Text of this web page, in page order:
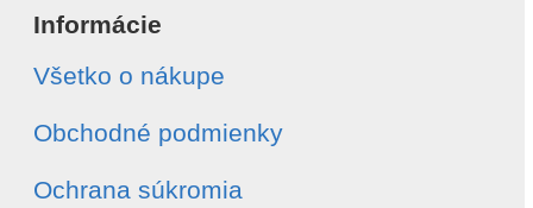
Informácie
Všetko o nákupe
Obchodné podmienky
Ochrana súkromia